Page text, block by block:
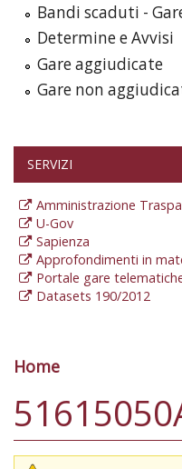
Bandi scaduti -
Determine e Avvisi
Gare aggiudicate
Gare non
SERVIZI
Amministrazione
U-Gov
Sapienza
Approfondimenti in
Portale gare
Datasets 190/2012
Tu sei qui
Home